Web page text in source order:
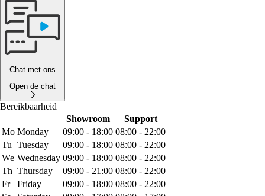
Chat met ons
Open de chat
Bereikbaarheid
Showroom
Support
Mo Monday 09:00 - 18:00 08:00 - 22:00
Tu Tuesday 09:00 - 18:00 08:00 - 22:00
We Wednesday 09:00 - 18:00 08:00 - 22:00
Th Thursday 09:00 - 21:00 08:00 - 22:00
Fr
Friday 09:00 - 18:00 08:00 - 22:00